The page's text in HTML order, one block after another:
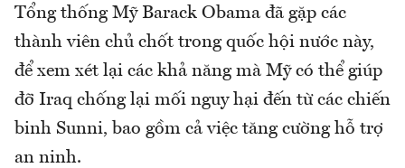
Tổng thống Mỹ Barack Obama đã gặp các
thành viên chủ chốt trong quốc hội nước này,
để xem xét lại các khả năng mà Mỹ có thể giúp
đỡ Iraq chống lại mối nguy hại đến từ các chiến
binh Sunni, bao gồm cả việc tăng cường hỗ trợ
an ninh.